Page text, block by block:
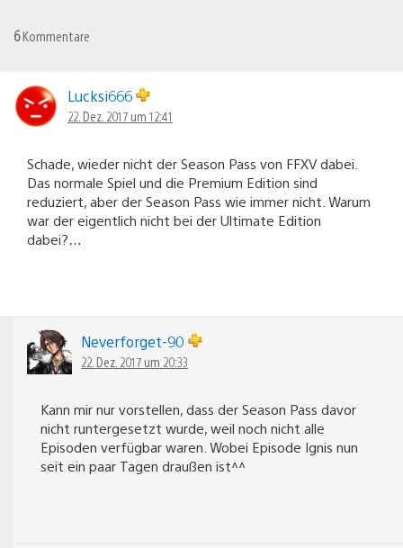
6Kommentare
Lucksi666
22. Dez. 2017 um 12:41
Schade, wieder nicht der Season Pass von FFXV dabei.
Das normale Spiel und die Premium Edition sind
reduziert, aber der Season Pass wie immer nicht. Warum
war der eigentlich nicht bei der Ultimate Edition
dabei?…
Neverforget-90
22. Dez. 2017 um 20:33
Kann mir nur vorstellen, dass der Season Pass davor
nicht runtergesetzt wurde, weil noch nicht alle
Episoden verfügbar waren. Wobei Episode Ignis nun
seit ein paar Tagen draußen ist^^